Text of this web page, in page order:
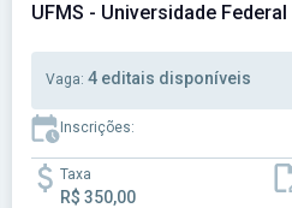
UFMS - Universidade
Vaga: 4 editais disponíveis
Inscrições:
Taxa
R$ 350,00